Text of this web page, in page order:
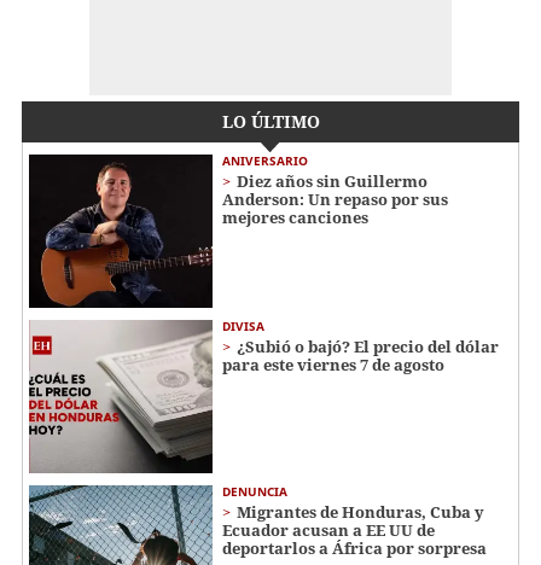
LO ÚLTIMO
ANIVERSARIO
Diez años sin Guillermo
Anderson: Un repaso por sus
mejores canciones
DIVISA
¿Subió o bajó? El precio del dólar
para este viernes 7 de agosto
DENUNCIA
Migrantes de Honduras, Cuba y
Ecuador acusan a EE UU de
deportarlos a África por sorpresa